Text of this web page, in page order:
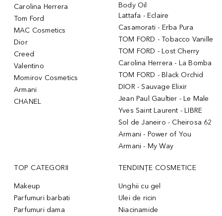
Carolina Herrera
Tom Ford
MAC Cosmetics
Dior
Creed
Valentino
Momirov Cosmetics
Armani
CHANEL
Body Oil
Lattafa - Eclaire
Casamorati - Erba Pura
TOM FORD - Tobacco Vanille
TOM FORD - Lost Cherry
Carolina Herrera - La Bomba
TOM FORD - Black Orchid
DIOR - Sauvage Elixir
Jean Paul Gaultier - Le Male
Yves Saint Laurent - LIBRE
Sol de Janeiro - Cheirosa 62
Armani - Power of You
Armani - My Way
TOP CATEGORII
Makeup
Parfumuri barbati
Parfumuri dama
TENDINȚE COSMETICE
Unghii cu gel
Ulei de ricin
Niacinamide